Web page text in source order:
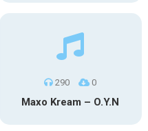
290 0
Maxo Kream – O.Y.N